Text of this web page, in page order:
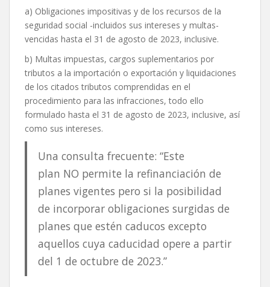
a) Obligaciones impositivas y de los recursos de la
seguridad social -incluidos sus intereses y multas-
vencidas hasta el 31 de agosto de 2023, inclusive.
b) Multas impuestas, cargos suplementarios por
tributos a la importación o exportación y liquidaciones
de los citados tributos comprendidas en el
procedimiento para las infracciones, todo ello
formulado hasta el 31 de agosto de 2023, inclusive, así
como sus intereses.
Una consulta frecuente: “Este
plan NO permite la refinanciación de
planes vigentes pero si la posibilidad
de incorporar obligaciones surgidas de
planes que estén caducos excepto
aquellos cuya caducidad opere a partir
del 1 de octubre de 2023.”